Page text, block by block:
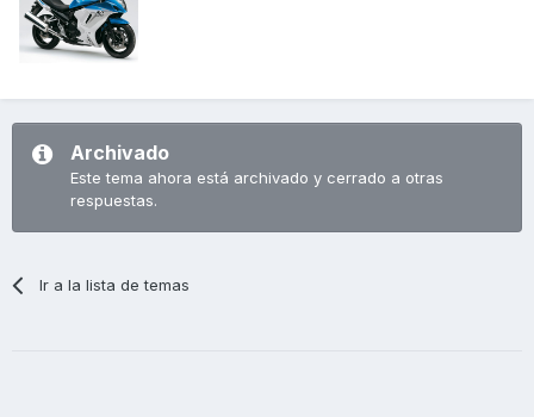
Archivado
Este tema ahora está archivado y cerrado a otras
respuestas.
Ir a la lista de temas